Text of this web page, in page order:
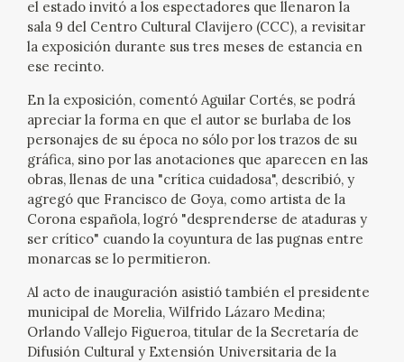
el estado invitó a los espectadores que llenaron la
sala 9 del Centro Cultural Clavijero (CCC), a revisitar
la exposición durante sus tres meses de estancia en
ese recinto.
En la exposición, comentó Aguilar Cortés, se podrá
apreciar la forma en que el autor se burlaba de los
personajes de su época no sólo por los trazos de su
gráfica, sino por las anotaciones que aparecen en las
obras, llenas de una "crítica cuidadosa", describió, y
agregó que Francisco de Goya, como artista de la
Corona española, logró "desprenderse de ataduras y
ser crítico" cuando la coyuntura de las pugnas entre
monarcas se lo permitieron.
Al acto de inauguración asistió también el presidente
municipal de Morelia, Wilfrido Lázaro Medina;
Orlando Vallejo Figueroa, titular de la Secretaría de
Difusión Cultural y Extensión Universitaria de la